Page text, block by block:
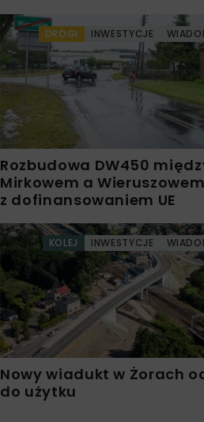
DROGI INWESTYCJE
Rozbudowa DW450
Mirkowem a Wieruszowem
z dofinansowaniem UE
KOLEJ INWESTYCJE
Nowy wiadukt w Żorach
do użytku